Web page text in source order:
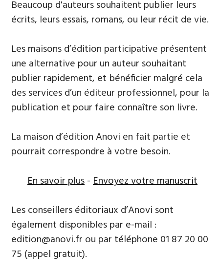
Beaucoup d'auteurs souhaitent publier leurs
écrits, leurs essais, romans, ou leur récit de vie.
Les maisons d’édition participative présentent
une alternative pour un auteur souhaitant
publier rapidement, et bénéficier malgré cela
des services d’un éditeur professionnel, pour la
publication et pour faire connaître son livre.
La maison d’édition Anovi en fait partie et
pourrait correspondre à votre besoin.
En savoir plus-Envoyez votre manuscrit
Les conseillers éditoriaux d’Anovi sont
également disponibles par e-mail :
edition@anovi.fr ou par téléphone ​​0​1 87 20 00
75 (appel gratuit).